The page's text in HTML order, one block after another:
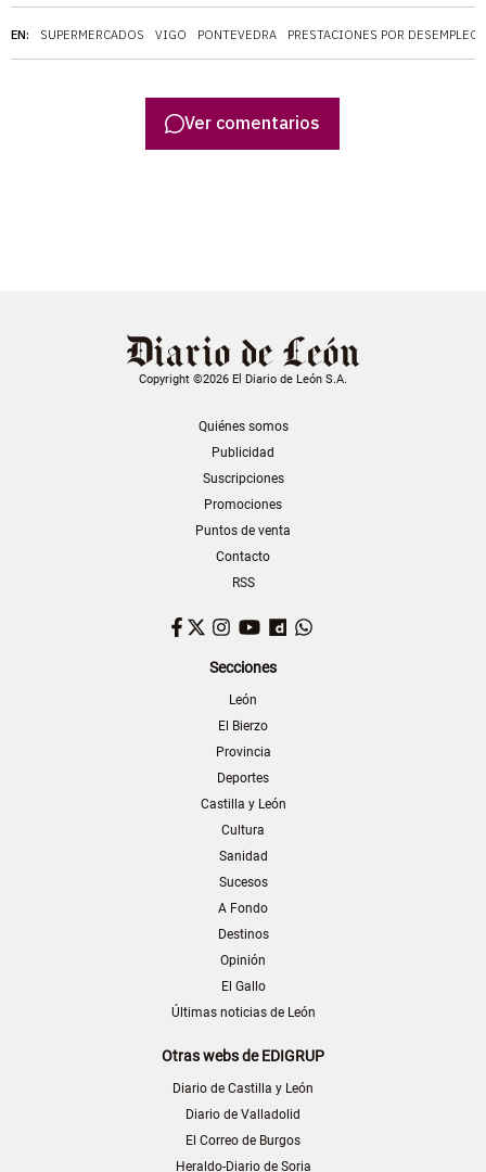
EN: SUPERMERCADOS VIGO PONTEVEDRA PRESTACIONES POR DESEMPLEO
Ver comentarios
Copyright ©2026 El Diario de León S.A.
Quiénes somos
Publicidad
Suscripciones
Promociones
Puntos de venta
Contacto
RSS
Facebook
TwitterInstagram
YouTubeDailymotion
Secciones
León
El Bierzo
Provincia
Deportes
Castilla y León
Cultura
Sanidad
Sucesos
A Fondo
Destinos
Opinión
El Gallo
Últimas noticias de León
Otras webs de EDIGRUP
Diario de Castilla y León
Diario de Valladolid
El Correo de Burgos
Heraldo-Diario de Soria